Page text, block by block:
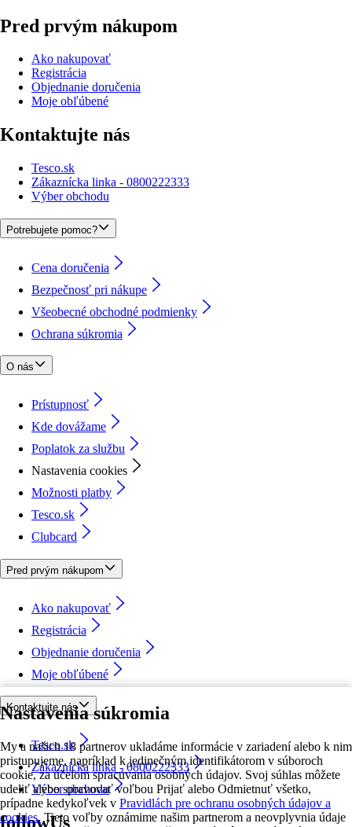
Nastavenia súkromia
My a našich 18 partnerov ukladáme informácie v zariadení alebo k nim
pristupujeme, napríklad k jedinečným identifikátorom v súboroch
cookie, za účelom spracúvania osobných údajov. Svoj súhlas môžete
udeliť alebo spravovať voľbou Prijať alebo Odmietnuť všetko,
prípadne kedykoľvek v Pravidlách pre ochranu osobných údajov a
cookies. Tieto voľby oznámime našim partnerom a neovplyvnia údaje
Pred prvým nákupom
Ako nakupovať
Registrácia
Objednanie doručenia
Moje obľúbené
Kontaktujte nás
Tesco.sk
Zákaznícka linka - 0800222333
Výber obchodu
Potrebujete pomoc?
Cena doručenia
Bezpečnosť pri nákupe
Všeobecné obchodné podmienky
Ochrana súkromia
O nás
Prístupnosť
Kde dovážame
Poplatok za službu
Nastavenia cookies
Možnosti platby
Tesco.sk
Clubcard
Pred prvým nákupom
Ako nakupovať
Registrácia
Objednanie doručenia
Moje obľúbené
Kontaktujte nás
Tesco.sk
Zákaznícka linka - 0800222333
Výber obchodu
followUs